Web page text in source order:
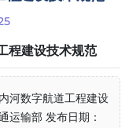
程建设技术规范
河数字航道工程建设
运输部 发布日期：